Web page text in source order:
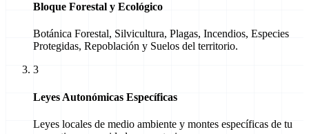
Bloque Forestal y Ecológico
Botánica Forestal, Silvicultura, Plagas, Incendios, Especies
Protegidas, Repoblación y Suelos del territorio.
3
Leyes Autonómicas Específicas
Leyes locales de medio ambiente y montes específicas de tu